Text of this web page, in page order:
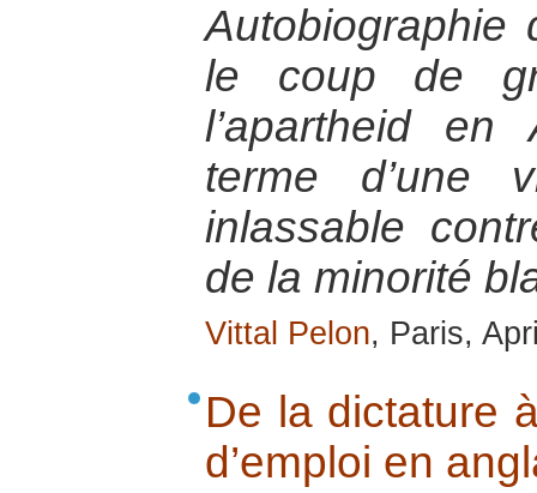
Autobiographie
le coup de
l’apartheid
terme d’une
inlassable
de la minorité
Vittal Pelon, Paris,
De la dictature
d’emploi en